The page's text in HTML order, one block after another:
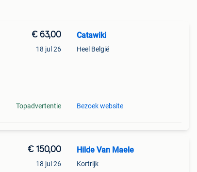
€ 63,00
18 jul 26
Topadvertentie
Catawiki
Heel België
Bezoek website
€ 150,00
18 jul 26
Hilde Van Maele
Kortrijk